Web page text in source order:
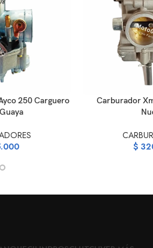
250 Carguero
AÑADIR AL
Carburador
$